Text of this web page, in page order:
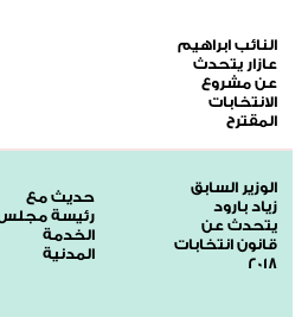
النائب ابراهيم
عازار يتحدث
عن مشروع
الانتخابات
المقترح
الوزير السابق
زياد بارود
يتحدث عن
قانون انتخابات
2018
حديث مع
رئيسة
الخدمة
المدنية